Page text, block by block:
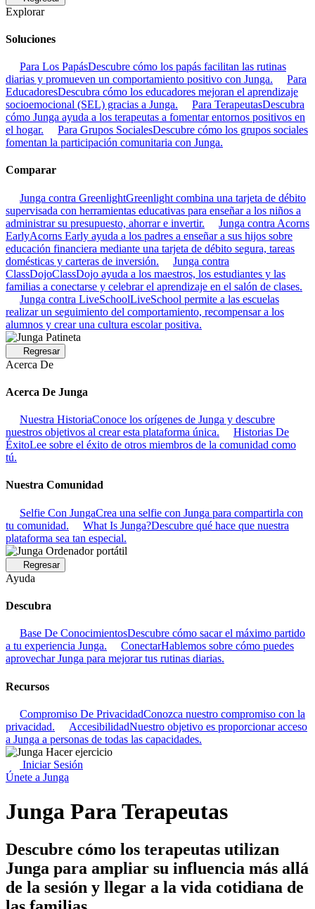
Explorar
Soluciones
Para Los PapásDescubre cómo los papás facilitan las rutinas
diarias y promueven un comportamiento positivo con Junga.
Para
EducadoresDescubra cómo los educadores mejoran el aprendizaje
socioemocional (SEL) gracias a Junga.
Para TerapeutasDescubra
cómo Junga ayuda a los terapeutas a fomentar entornos positivos en
el hogar.
Para Grupos SocialesDescubre cómo los grupos sociales
fomentan la participación comunitaria con Junga.
Comparar
Junga contra GreenlightGreenlight combina una tarjeta de débito
supervisada con herramientas educativas para enseñar a los niños a
administrar su presupuesto, ahorrar e invertir.
Junga contra Acorns
EarlyAcorns Early ayuda a los padres a enseñar a sus hijos sobre
educación financiera mediante una tarjeta de débito segura, tareas
domésticas y carteras de inversión.
Junga contra
ClassDojoClassDojo ayuda a los maestros, los estudiantes y las
familias a conectarse y celebrar el aprendizaje en el salón de clases.
Junga contra LiveSchoolLiveSchool permite a las escuelas
realizar un seguimiento del comportamiento, recompensar a los
alumnos y crear una cultura escolar positiva.
Regresar
Acerca De
Acerca De Junga
Nuestra HistoriaConoce los orígenes de Junga y descubre
nuestros objetivos al crear esta plataforma única.
Historias De
ÉxitoLee sobre el éxito de otros miembros de la comunidad como
tú.
Nuestra Comunidad
Selfie Con JungaCrea una selfie con Junga para compartirla con
tu comunidad.
What Is Junga?Descubre qué hace que nuestra
plataforma sea tan especial.
Regresar
Ayuda
Descubra
Base De ConocimientosDescubre cómo sacar el máximo partido
a tu experiencia Junga.
ConectarHablemos sobre cómo puedes
aprovechar Junga para mejorar tus rutinas diarias.
Recursos
Compromiso De PrivacidadConozca nuestro compromiso con la
privacidad.
AccesibilidadNuestro objetivo es proporcionar acceso
a Junga a personas de todas las capacidades.
Iniciar Sesión
Únete a Junga
Junga Para Terapeutas
Descubre cómo los terapeutas utilizan
Junga para ampliar su influencia más allá
de la sesión y llegar a la vida cotidiana de